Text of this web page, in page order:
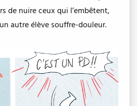
de nuire ceux qui l’embêtent,
autre élève souffre-douleur.